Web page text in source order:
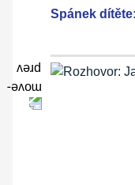
Spánek